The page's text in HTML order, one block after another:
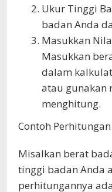
Ukur Tinggi
badan Anda
Masukkan
Masukkan
dalam
atau gunakan
menghitung.
Contoh Perhitungan
Misalkan berat
tinggi badan Anda
perhitungannya